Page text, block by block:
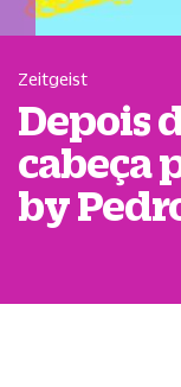
Zeitgeist
Depois
cabeça
by